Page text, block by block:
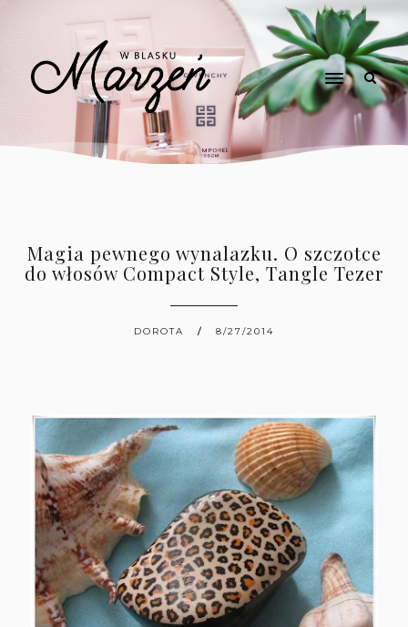
Magia pewnego wynalazku. O szczotce
do włosów Compact Style, Tangle Tezer
DOROTA 8/27/2014